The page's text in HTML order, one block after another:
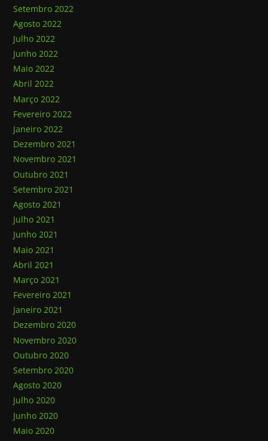
Setembro 2022
Agosto 2022
Julho 2022
Junho 2022
Maio 2022
Abril 2022
Março 2022
Fevereiro 2022
Janeiro 2022
Dezembro 2021
Novembro 2021
Outubro 2021
Setembro 2021
Agosto 2021
Julho 2021
Junho 2021
Maio 2021
Abril 2021
Março 2021
Fevereiro 2021
Janeiro 2021
Dezembro 2020
Novembro 2020
Outubro 2020
Setembro 2020
Agosto 2020
Julho 2020
Junho 2020
Maio 2020